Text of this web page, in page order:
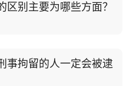
区别主要为哪些方面？
事拘留的人一定会被逮